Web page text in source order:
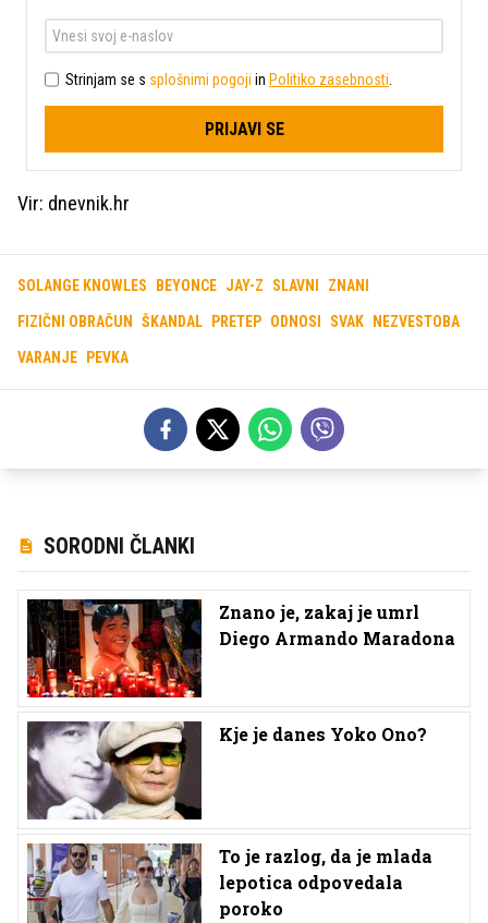
Strinjam se s splošnimi pogoji in Politiko zasebnosti
PRIJAVI SE
Vir: dnevnik.hr
SOLANGE KNOWLES BEYONCE JAY-Z SLAVNI ZNANI
FIZIČNI OBRAČUN ŠKANDAL PRETEP ODNOSI SVAK NEZVESTOBA
VARANJE PEVKA
SORODNI ČLANKI
Znano je, zakaj je umrl
Diego Armando Maradona
Kje je danes Yoko Ono?
To je razlog, da je mlada
lepotica odpovedala
poroko